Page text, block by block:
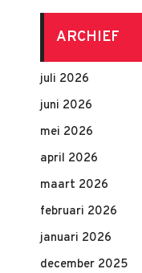
ARCHIEF
juli 2026
juni 2026
mei 2026
april 2026
maart 2026
februari 2026
januari 2026
december 2025